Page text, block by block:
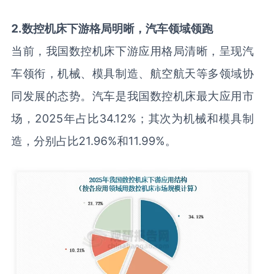
2.数控机床下游格局明晰，汽车领域领跑
当前，我国数控机床下游应用格局清晰，呈现汽
车领衔，机械、模具制造、航空航天等多领域协
同发展的态势。汽车是我国数控机床最大应用市
场，2025年占比34.12%；其次为机械和模具制
造，分别占比21.96%和11.99%。